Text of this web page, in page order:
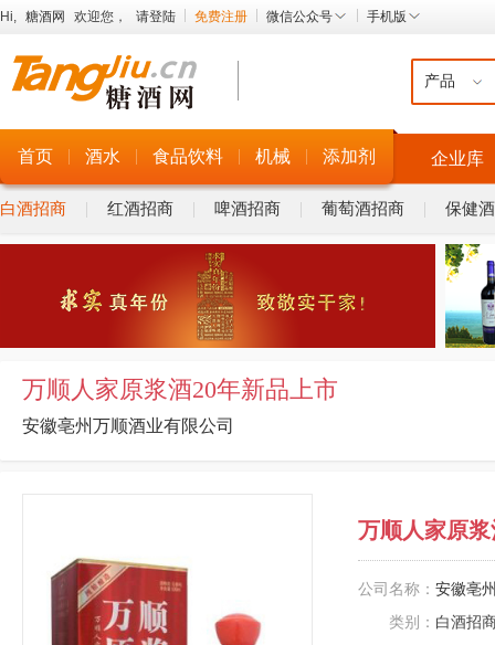
Hi, 糖酒网 欢迎您， 请登陆 免费注册 微信公众号 手机版
首页 酒水 食品饮料 机械 添加剂 企业库
白酒招商 红酒招商 啤酒招商 葡萄酒招商 保健
万顺人家原浆酒20年新品上市
安徽亳州万顺酒业有限公司
万顺人家原
公司名称： 安徽亳
类别： 白酒招